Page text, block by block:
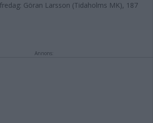
Göran Larsson (Tidaholms MK), 187
Annons: